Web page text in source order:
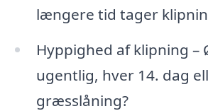
længere tid tager
Hyppighed af klipning –
ugentlig, hver 14. dag
græsslåning?